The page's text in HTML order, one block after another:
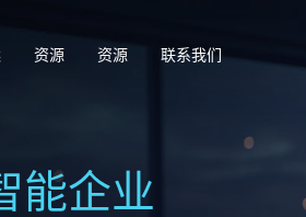
资源 资源 联系我们
能企业